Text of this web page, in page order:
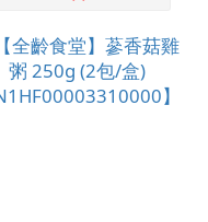
chewing and
swallowing.